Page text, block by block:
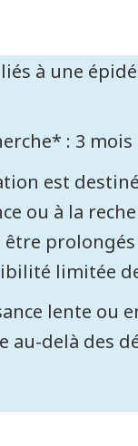
à une
: 3 mois
est
ou à la
prolongés
limitée
lente ou
delà des